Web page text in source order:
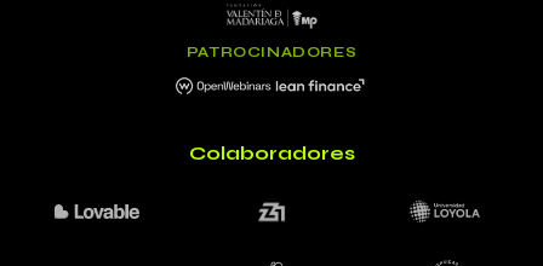
PATROCINADORES
Colaboradores